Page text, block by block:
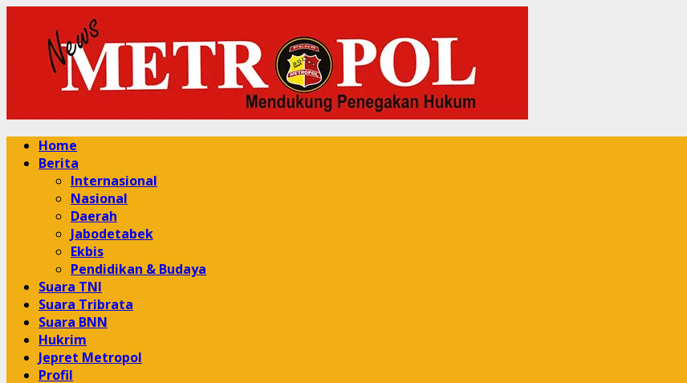
content
Primary
Menu
Home
Berita
Internasional
Nasional
Daerah
Jabodetabek
Ekbis
Pendidikan & Budaya
Suara TNI
Suara Tribrata
Suara BNN
Hukrim
Jepret Metropol
Profil